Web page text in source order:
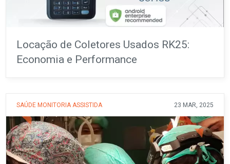
Locação de Coletores Usados RK25:
Economia e Performance
SAÚDE MONITORIA ASSISTIDA 23 MAR, 2025